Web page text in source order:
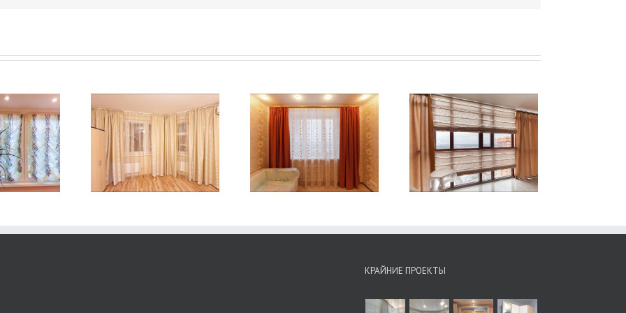
на полуэркер
Шторы в детскую —
прямые
Шторы на панорамные
окна, римские и прямые.
КРАЙНИЕ ПРОЕКТЫ